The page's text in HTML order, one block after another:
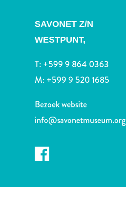
Stranden
Winkelgebieden
verblijven
SAVONET Z/N
WESTPUNT,
T:+599 9 864 0363
M:+599 9 520 1685
Bezoek website
info@savonetmuseum.org